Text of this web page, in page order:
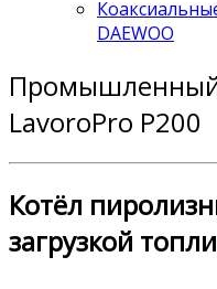
DAEWOO
Промышленный
LavoroPro P200
Котёл
загрузкой